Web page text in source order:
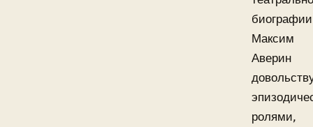
биографии
Максим
Аверин
ролями,